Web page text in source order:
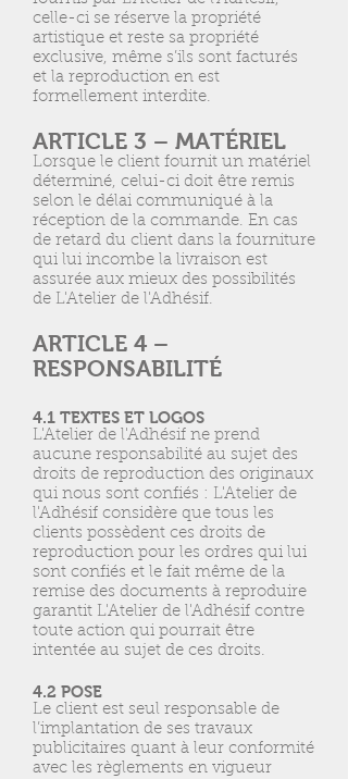
celle-ci se réserve la propriété
artistique et reste sa propriété
exclusive, même s’ils sont facturés
et la reproduction en est
formellement interdite.
ARTICLE 3 – MATÉRIEL
Lorsque le client fournit un matériel
déterminé, celui-ci doit être remis
selon le délai communiqué à la
réception de la commande. En cas
de retard du client dans la fourniture
qui lui incombe la livraison est
assurée aux mieux des possibilités
de L'Atelier de l'Adhésif.
ARTICLE 4 –
RESPONSABILITÉ
4.1 TEXTES ET LOGOS
L'Atelier de l'Adhésif ne prend
aucune responsabilité au sujet des
droits de reproduction des originaux
qui nous sont confiés : L'Atelier de
l'Adhésif considère que tous les
clients possèdent ces droits de
reproduction pour les ordres qui lui
sont confiés et le fait même de la
remise des documents à reproduire
garantit L'Atelier de l'Adhésif contre
toute action qui pourrait être
intentée au sujet de ces droits.
4.2 POSE
Le client est seul responsable de
l’implantation de ses travaux
publicitaires quant à leur conformité
avec les règlements en vigueur